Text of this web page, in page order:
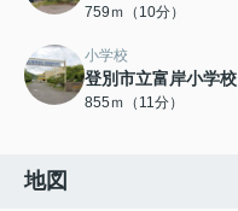
759ｍ（10分）
小学校
登別市立富岸小学校
855ｍ（11分）
地図